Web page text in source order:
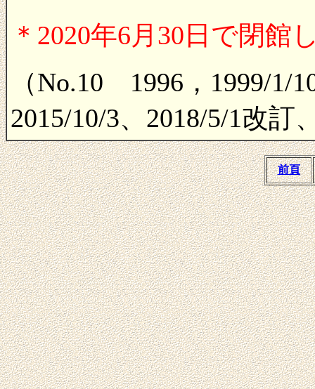
＊2020年6月30日で閉館
（No.10 1996，1999/1/
2015/10/3、2018/5/1改訂
前頁